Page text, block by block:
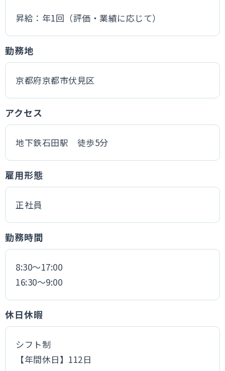
昇給：年1回（評価・業績に応じて）
勤務地
京都府京都市伏見区
アクセス
地下鉄石田駅 徒歩5分
雇用形態
正社員
勤務時間
8:30～17:00
16:30～9:00
休日休暇
シフト制
【年間休日】112日